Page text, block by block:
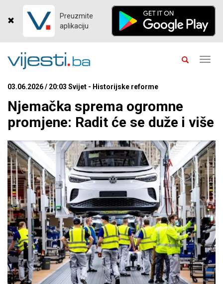
Preuzmite
aplikaciju
03.06.2026 / 20:03 Svijet - Historijske reforme
Njemačka sprema ogromne
promjene: Radit će se duže i više